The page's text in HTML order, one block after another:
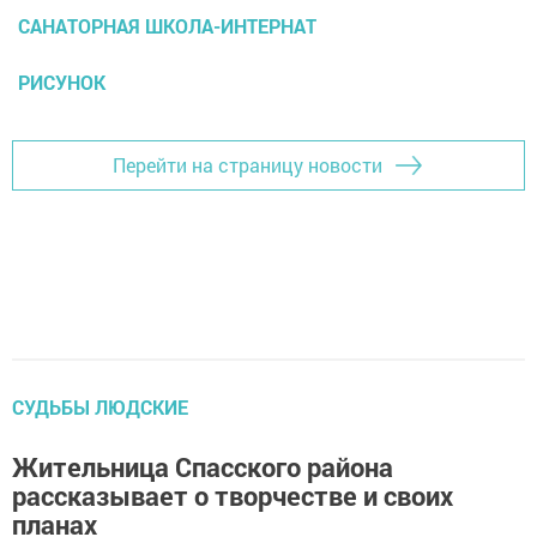
САНАТОРНАЯ ШКОЛА-ИНТЕРНАТ
РИСУНОК
Перейти на страницу новости
СУДЬБЫ ЛЮДСКИЕ
Жительница Спасского района
рассказывает о творчестве и своих
планах